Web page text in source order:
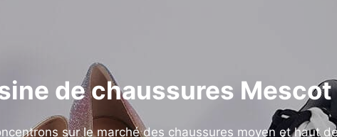
de chaussures Mescot
sur le marché des chaussures moyen et haut